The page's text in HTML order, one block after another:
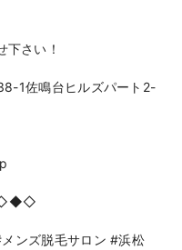
下さい！
1佐鳴台ヒルズパート2-
ンズ脱毛サロン #浜松